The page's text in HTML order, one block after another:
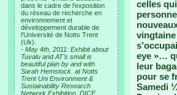
dans le cadre de l'exposition
du réseau de recherche en
environnement et
développement durable de
l'Université de Notts Trent
(Uk).
- May 4th, 2011: Exhibit about
Tuvalu and AT’s small is
beautiful plan by and with
Sarah Hemstock. at Notts
Trent Uni Environment &
Sustainability Research
Network Exhibition, DICE
celles
vingtaine
eye »…
leur
pour se
Samedi